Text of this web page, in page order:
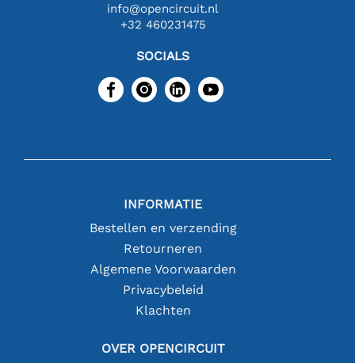
info@opencircuit.nl
+32 460231475
SOCIALS
INFORMATIE
Bestellen en verzending
Retourneren
Algemene Voorwaarden
Privacybeleid
Klachten
OVER OPENCIRCUIT